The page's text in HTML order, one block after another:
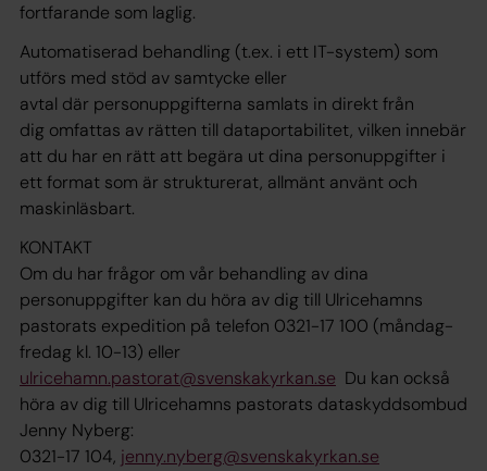
fortfarande som laglig.
Automatiserad behandling (t.ex. i ett IT-system) som
utförs med stöd av samtycke eller
avtal där personuppgifterna samlats in direkt från
dig omfattas av rätten till dataportabilitet, vilken innebär
att du har en rätt att begära ut dina personuppgifter i
ett format som är strukturerat, allmänt använt och
maskinläsbart.
KONTAKT
Om du har frågor om vår behandling av dina
personuppgifter kan du höra av dig till Ulricehamns
pastorats expedition på telefon 0321-17 100 (måndag-
fredag kl. 10-13) eller
ulricehamn.pastorat@svenskakyrkan.se Du kan också
höra av dig till Ulricehamns pastorats dataskyddsombud
Jenny Nyberg:
0321-17 104, jenny.nyberg@svenskakyrkan.se